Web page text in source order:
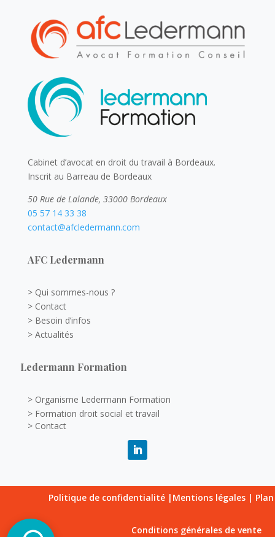
Cabinet d’avocat en droit du travail à Bordeaux.
Inscrit au Barreau de Bordeaux
50 Rue de Lalande, 33000 Bordeaux
05 57 14 33 38
contact@afcledermann.com
AFC Ledermann
> Qui sommes-nous ?
> Contact
> Besoin d’infos
> Actualités
Ledermann Formation
> Organisme Ledermann Formation
> Formation droit social et travail
> Contact
Politique de confidentialité | Mentions légales |
Conditions générales de vente